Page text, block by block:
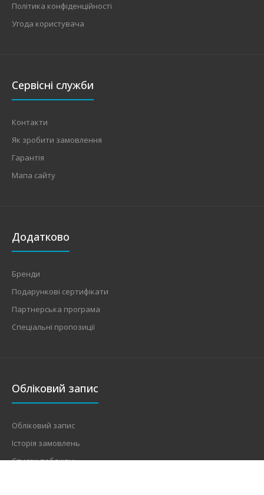
світла: 1LEDНапруга: 85-265 ВКолірна температу..
Політика конфіденційності
Угода користувача
Сервісні служби
Контакти
Як зробити замовлення
Гарантія
Мапа сайту
Додатково
Бренди
Подарункові сертифікати
Партнерська програма
Спеціальні пропозиції
Обліковий запис
Обліковий запис
Історія замовлень
Список побажань